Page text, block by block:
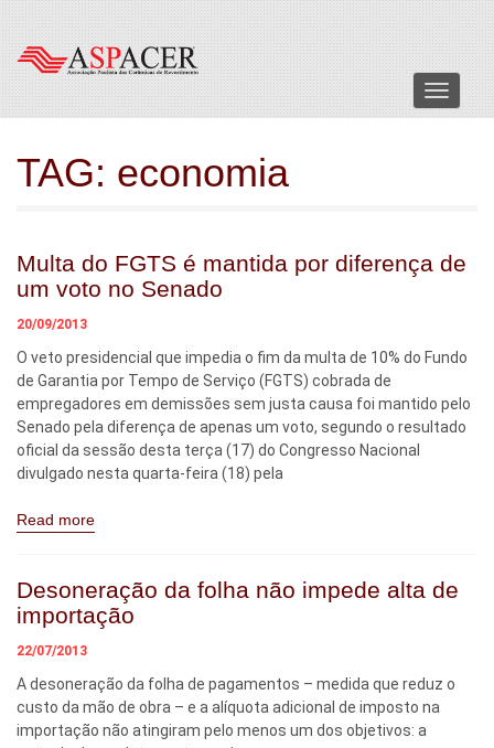
Menu
TAG: economia
Multa do FGTS é mantida por diferença de
um voto no Senado
20/09/2013
O veto presidencial que impedia o fim da multa de 10% do Fundo
de Garantia por Tempo de Serviço (FGTS) cobrada de
empregadores em demissões sem justa causa foi mantido pelo
Senado pela diferença de apenas um voto, segundo o resultado
oficial da sessão desta terça (17) do Congresso Nacional
divulgado nesta quarta-feira (18) pela
Read more
Desoneração da folha não impede alta de
importação
22/07/2013
A desoneração da folha de pagamentos – medida que reduz o
custo da mão de obra – e a alíquota adicional de imposto na
importação não atingiram pelo menos um dos objetivos: a